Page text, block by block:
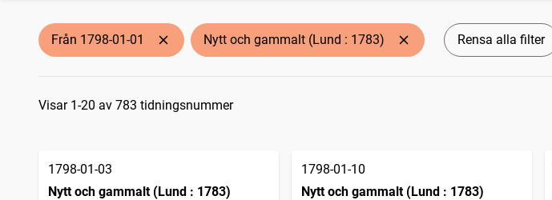
Från 1798-01-01 Nytt och gammalt (Lund : 1783) Rensa alla filter
Sökresultat
Visar 1-20 av 783 tidningsnummer
1798-01-03
Nytt och gammalt (Lund : 1783)
1798-01-10
Nytt och gammalt (Lund : 1783)